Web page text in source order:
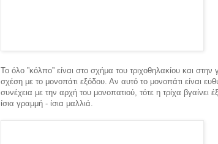
Το όλο ”κόλπο” είναι στο σχήμα του τριχοθηλακίου και
σχέση με το μονοπάτι εξόδου. Αν αυτό το μονοπάτι είναι
συνέχεια με την αρχή του μονοπατιού, τότε η τρίχα βγαίνει
ίσια γραμμή - ίσια μαλλιά.